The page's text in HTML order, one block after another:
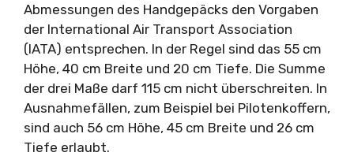
Abmessungen des Handgepäcks den Vorgaben
der International Air Transport Association
(IATA) entsprechen. In der Regel sind das 55 cm
Höhe, 40 cm Breite und 20 cm Tiefe. Die Summe
der drei Maße darf 115 cm nicht überschreiten. In
Ausnahmefällen, zum Beispiel bei Pilotenkoffern,
sind auch 56 cm Höhe, 45 cm Breite und 26 cm
Tiefe erlaubt.